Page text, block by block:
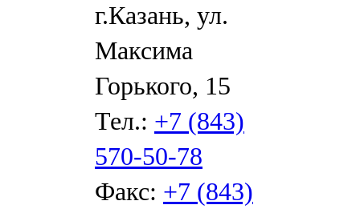
г.Казань, ул.
Максима
Горького, 15
Тел.: +7 (843)
570-50-78
Факс: +7 (843)